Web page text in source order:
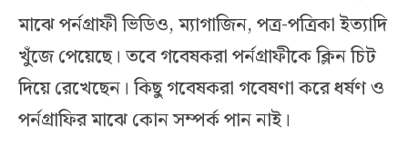
মাঝে পর্নগ্রাফী ভিডিও, ম্যাগাজিন, পত্র-পত্রিকা ইত্যাদি
খুঁজে পেয়েছে। তবে গবেষকরা পর্নগ্রাফীকে ক্লিন চিট
দিয়ে রেখেছেন। কিছু গবেষকরা গবেষণা করে ধর্ষণ ও
পর্নগ্রাফির মাঝে কোন সম্পর্ক পান নাই।